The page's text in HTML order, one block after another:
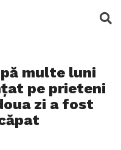
multe luni
pe prieteni
zi a fost